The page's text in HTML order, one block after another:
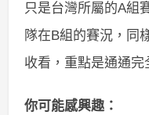
只是台灣所屬的A組
隊在B組的賽況，同
收看，重點是通通完
你可能感興趣：